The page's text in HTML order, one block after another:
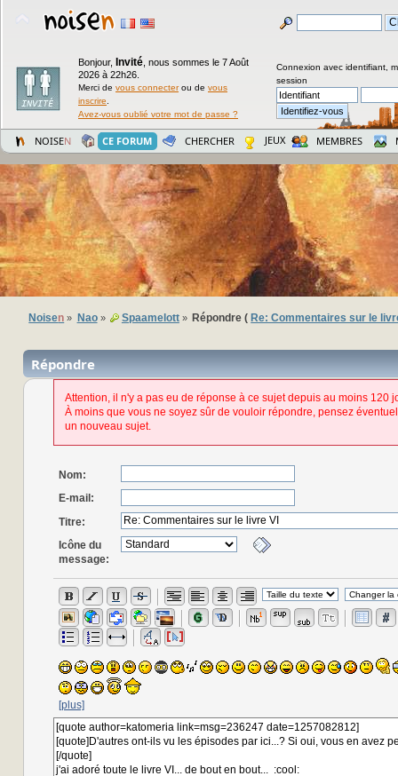
Bonjour, Invité nous sommes le 7 Août
2026 à 22h26.
Merci de vous connecterou de vous
inscrire
Avez-vous oublié votre mot de passe ?
Connexion avec identifiant,
session
NOISEN CE FORUM CHERCHER JEUX MEMBRES
Noisen » Nao» Spaamelott» Répondre ( Re: Commentaires sur le
Répondre
Attention, il n'y a pas eu de réponse à ce sujet depuis au moins 120
À moins que vous ne soyez sûr de vouloir répondre, pensez
un nouveau sujet.
Nom:
E-mail:
Titre:
Icône du
message:
[plus]